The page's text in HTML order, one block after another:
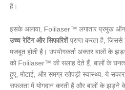
हैं।
इसके अलावा, Folilaser™ लगातार प्रमुख
उच्च रेटिंग और सिफारिशेंप्राप्त करता है, जिससे
मजबूत होती है। उपयोगकर्ता अक्सर बालों के
को Folilaser™ की सलाह देते हैं, बालों के
हुए, मोटाई, और समग्र खोपड़ी स्वास्थ्य. ये
सफलता में योगदान करती हैं और बालों के झड़ने के